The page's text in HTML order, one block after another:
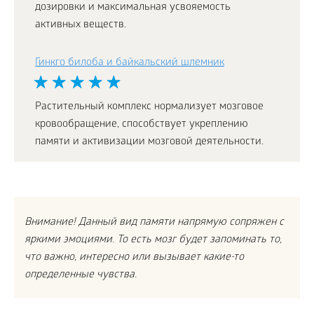
дозировки и максимальная усвояемость
активных веществ.
Гинкго билоба и байкальский шлемник
Растительный комплекс нормализует мозговое
кровообращение, способствует укреплению
памяти и активизации мозговой деятельности.
Внимание! Данный вид памяти напрямую сопряжен с
яркими эмоциями. То есть мозг будет запоминать то,
что важно, интересно или вызывает какие-то
определенные чувства.